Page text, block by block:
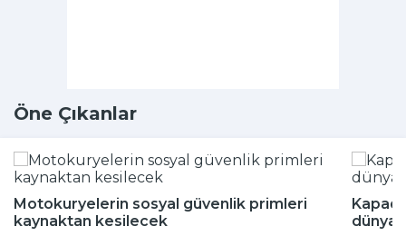
Öne Çıkanlar
Motokuryelerin sosyal güvenlik primleri
kaynaktan kesilecek